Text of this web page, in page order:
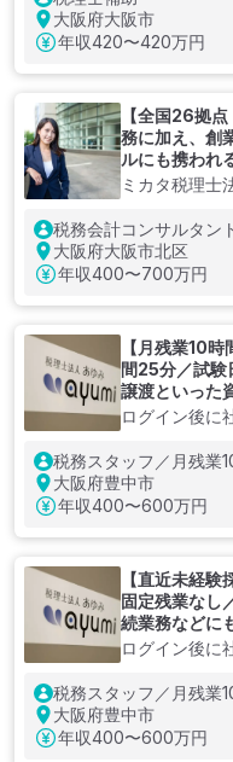
大阪府大阪市
年収420〜420万円
【全国26拠
務に加え、創
ルにも携われ
ミカタ税理士
税務会計コンサルタン
大阪府大阪市北区
年収400〜700万円
【月残業10
間25分／試験
譲渡といった
ログイン後に
税務スタッフ／月残業
大阪府豊中市
年収400〜600万円
【直近未経
固定残業なし
続業務などに
ログイン後に
税務スタッフ／月残業
大阪府豊中市
年収400〜600万円